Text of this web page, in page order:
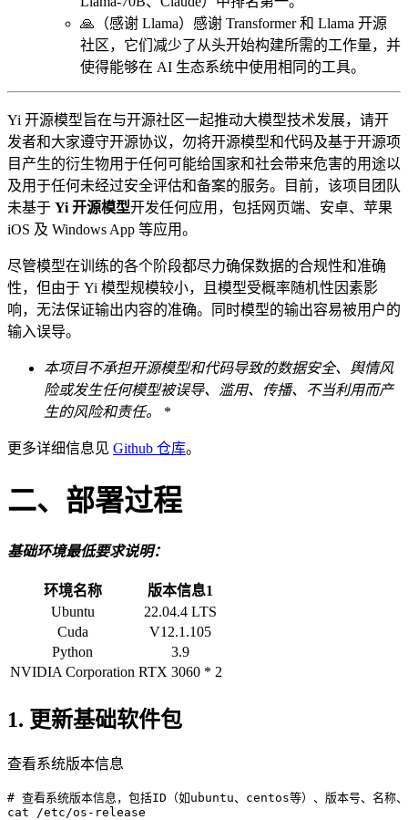
🙏（感谢 Llama）感谢 Transformer 和 Llama 开源
社区，它们减少了从头开始构建所需的工作量，并
使得能够在 AI 生态系统中使用相同的工具。
Yi 开源模型旨在与开源社区一起推动大模型技术发展，请开
发者和大家遵守开源协议，勿将开源模型和代码及基于开源项
目产生的衍生物用于任何可能给国家和社会带来危害的用途以
及用于任何未经过安全评估和备案的服务。目前，该项目团队
未基于 Yi 开源模型开发任何应用，包括网页端、安卓、苹果
iOS 及 Windows App 等应用。
尽管模型在训练的各个阶段都尽力确保数据的合规性和准确
性，但由于 Yi 模型规模较小，且模型受概率随机性因素影
响，无法保证输出内容的准确。同时模型的输出容易被用户的
输入误导。
本项目不承担开源模型和代码导致的数据安全、舆情风
险或发生任何模型被误导、滥用、传播、不当利用而产
生的风险和责任。
*
更多详细信息见 Github 仓库。
二、部署过程
基础环境最低要求说明：
环境名称
版本信息1
Ubuntu
22.04.4 LTS
Cuda
V12.1.105
Python
3.9
NVIDIA Corporation RTX 3060 * 2
1. 更新基础软件包
查看系统版本信息
# 查看系统版本信息，包括ID（如ubuntu、centos等）、版本号、名称
cat